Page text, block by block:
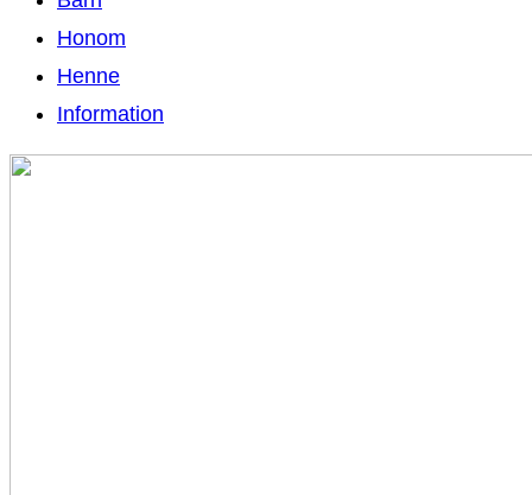
Honom
Henne
Information